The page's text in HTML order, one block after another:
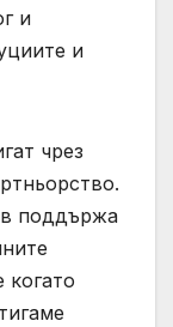
и
и
чрез
поддържа
когато